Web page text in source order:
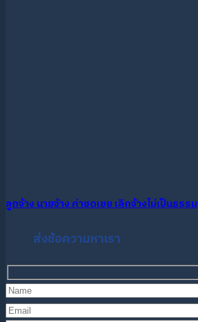
ลูกจ้าง นายจ้าง ค่าชดเชย เลิกจ้างไม่เป็นธรรม
ส่งข้อความหาเรา